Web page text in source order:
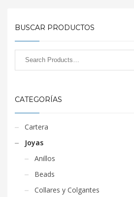
BUSCAR PRODUCTOS
CATEGORÍAS
Cartera
Joyas
Anillos
Beads
Collares y Colgantes